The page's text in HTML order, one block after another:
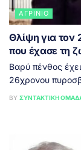
ΑΓΡΊΝΙΟ
Θλίψη για τον
που έχασε τη
Βαρύ πένθος
26χρονου
BY ΣΥΝΤΑΚΤΙΚΉ